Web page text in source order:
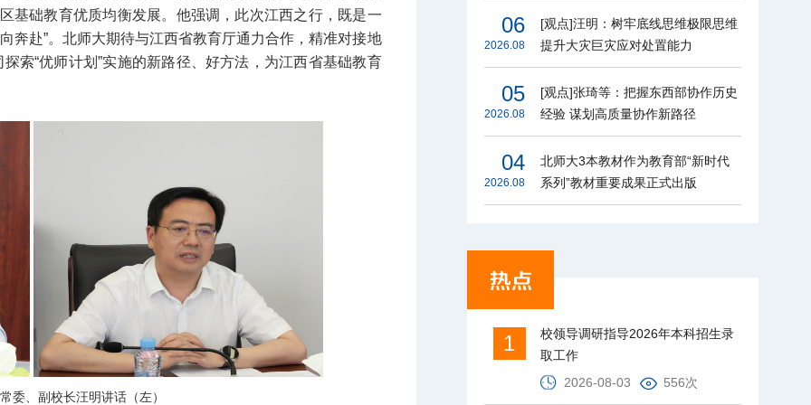
基础教育优质均衡发展。他强调，此次江西之行，既是一
奔赴”。北师大期待与江西省教育厅通力合作，精准对接地
索“优师计划”实施的新路径、好方法，为江西省基础教育
委、副校长汪明讲话（左）
06
2026.08
[观点]汪明：树牢底线思维极限思维
提升大灾巨灾应对处置能力
05
2026.08
[观点]张琦等：把握东西部协作历史
经验 谋划高质量协作新路径
04
2026.08
北师大3本教材作为教育部“新时代
系列”教材重要成果正式出版
1
校领导调研指导2026年本科招生录
取工作
2026-08-03
556次